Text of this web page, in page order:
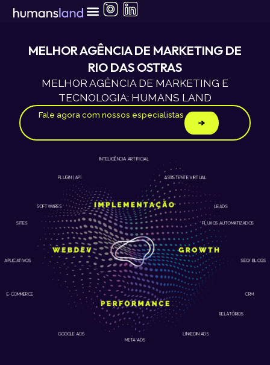
para
conteúdoMELHOR AGÊNCIA DE MARKETING DE
RIO DAS OSTRAS
MELHOR AGÊNCIA DE MARKETING E
TECNOLOGIA: HUMANS LAND
Fale agora com nossos especialistas
GOOGLE ADS LINKEDIN ADS
APLICATIVOS
SITES
E-COMMERCE
META ADS
CRM
RELATÓRIOS
SEO/ BLOGS
FLUXOS AUTOMATIZADOS
INTELIGÊNCIA ARTIFICIAL
PLUGIN | API
SOFTWARES
ASSISTENTE VIRTUAL
LEADS